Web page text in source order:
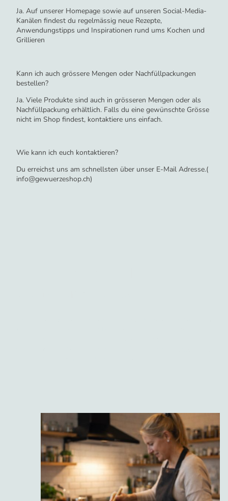
Ja. Auf unserer Homepage sowie auf unseren Social-Media-
Kanälen findest du regelmässig neue Rezepte,
Anwendungstipps und Inspirationen rund ums Kochen und
Grillieren
Kann ich auch grössere Mengen oder Nachfüllpackungen
bestellen?
Ja. Viele Produkte sind auch in grösseren Mengen oder als
Nachfüllpackung erhältlich. Falls du eine gewünschte Grösse
nicht im Shop findest, kontaktiere uns einfach.
Wie kann ich euch kontaktieren?
Du erreichst uns am schnellsten über unser E-Mail Adresse.(
info@gewuerzeshop.ch)